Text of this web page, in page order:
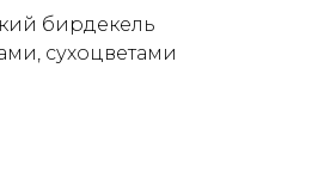
бирдекель
сухоцветами